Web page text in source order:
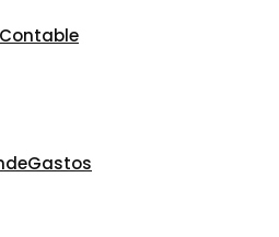
Contable